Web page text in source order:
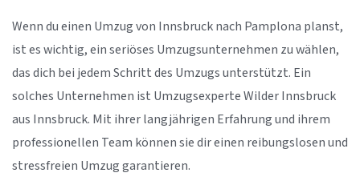
Wenn du einen Umzug von Innsbruck nach Pamplona planst,
ist es wichtig, ein seriöses Umzugsunternehmen zu wählen,
das dich bei jedem Schritt des Umzugs unterstützt. Ein
solches Unternehmen ist Umzugsexperte Wilder Innsbruck
aus Innsbruck. Mit ihrer langjährigen Erfahrung und ihrem
professionellen Team können sie dir einen reibungslosen und
stressfreien Umzug garantieren.